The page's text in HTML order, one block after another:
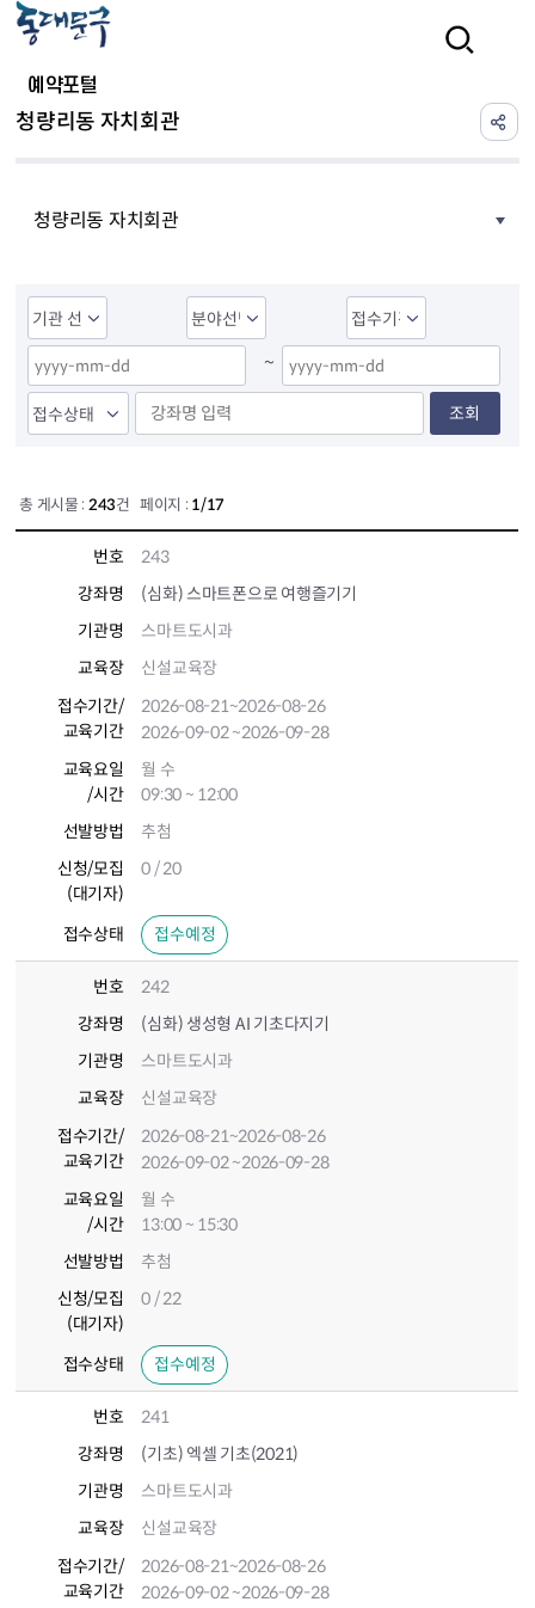
예약포털
청량리동 자치회관
청량리동 자치회관
~
조회
총 게시물 : 243건 페이지 : 1/17
번호
243
강좌명
(심화) 스마트폰으로 여행즐기기
기관명
스마트도시과
교육장
신설교육장
접수기간/
교육기간
2026-08-21~2026-08-26
2026-09-02~2026-09-28
교육요일
/시간
월 수
09:30 ~ 12:00
선발방법
추첨
신청/모집
(대기자)
0 / 20
접수상태 접수예정
번호
242
강좌명
(심화) 생성형 AI 기초다지기
기관명
스마트도시과
교육장
신설교육장
접수기간/
교육기간
2026-08-21~2026-08-26
2026-09-02~2026-09-28
교육요일
/시간
월 수
13:00 ~ 15:30
선발방법
추첨
신청/모집
(대기자)
0 / 22
접수상태 접수예정
번호
241
강좌명
(기초) 엑셀 기초(2021)
기관명
스마트도시과
교육장
신설교육장
접수기간/
교육기간
2026-08-21~2026-08-26
2026-09-02~2026-09-28